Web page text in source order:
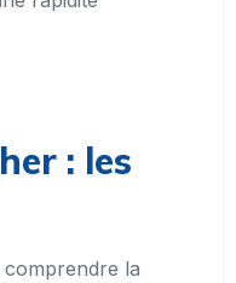
: les
comprendre la